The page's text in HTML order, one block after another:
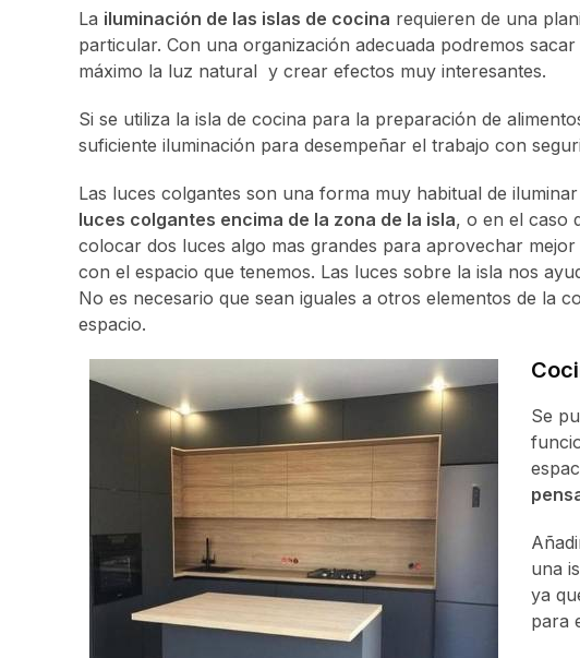
La iluminación de las islas de cocina requieren de una
particular. Con una organización adecuada podremos
máximo la luz natural y crear efectos muy interesantes.
Si se utiliza la isla de cocina para la preparación de
suficiente iluminación para desempeñar el trabajo con
Las luces colgantes son una forma muy habitual de
luces colgantes encima de la zona de la isla, o en el caso
colocar dos luces algo mas grandes para aprovechar
con el espacio que tenemos. Las luces sobre la isla nos
No es necesario que sean iguales a otros elementos de la
espacio.
Se
una
ya
para